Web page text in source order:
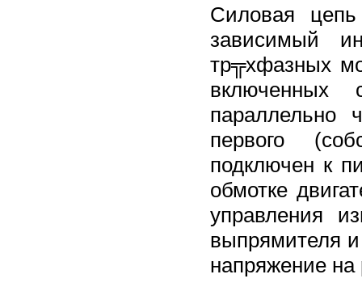
Силовая
зависимый
тр╦хфазных
включенных
параллельно
первого
подключен к
обмотке
управления
выпрямителя и
напряжение